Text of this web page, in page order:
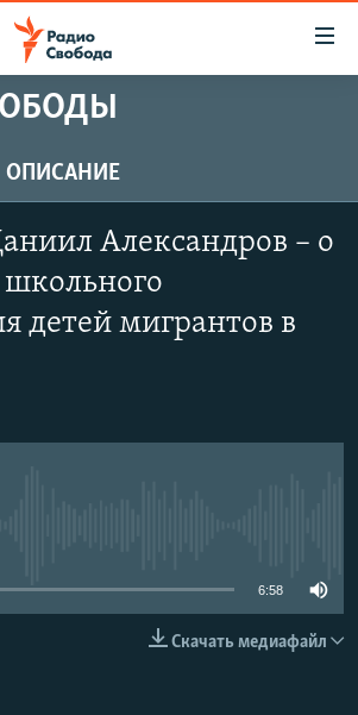
РАССЫЛКУ
ОПИСАНИЕ
Александров – о
детей мигрантов в
6:58
Скачать медиафайл